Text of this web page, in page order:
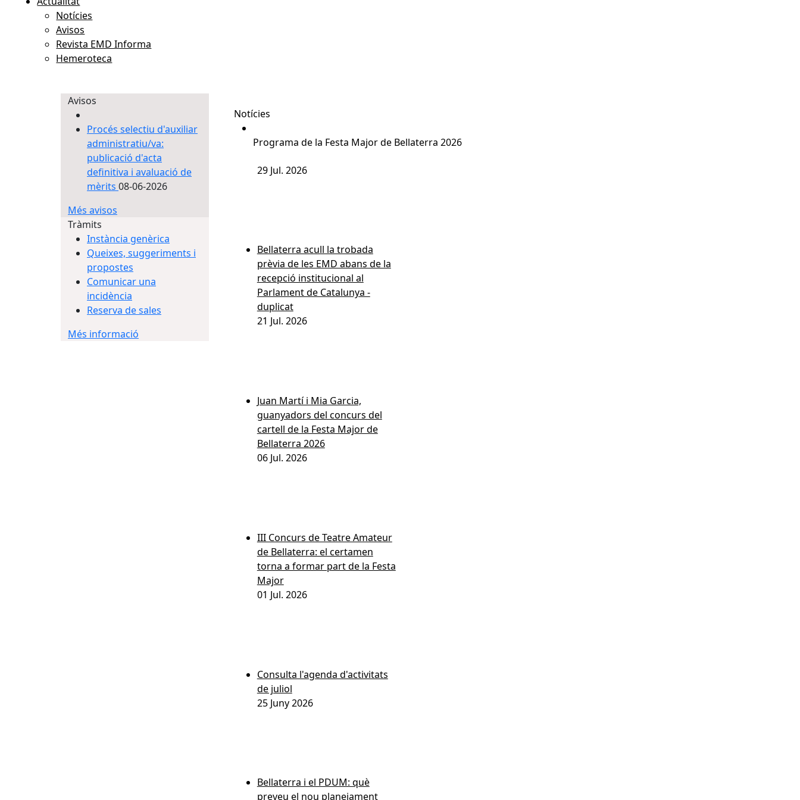
Notícies
Avisos
Revista EMD Informa
Hemeroteca
Avisos
Procés selectiu d'auxiliar
administratiu/va:
publicació d'acta
definitiva i avaluació de
mèrits 08-06-2026
Més avisos
Tràmits
Instància genèrica
Queixes, suggeriments i
propostes
Comunicar una
incidència
Reserva de sales
Més informació
Notícies
Programa de la Festa Major de Bellaterra 2026
29 Jul. 2026
Bellaterra acull la trobada
prèvia de les EMD abans de la
recepció institucional al
Parlament de Catalunya -
duplicat
21 Jul. 2026
Juan Martí i Mia Garcia,
guanyadors del concurs del
cartell de la Festa Major de
Bellaterra 2026
06 Jul. 2026
III Concurs de Teatre Amateur
de Bellaterra: el certamen
torna a formar part de la Festa
Major
01 Jul. 2026
Consulta l'agenda d'activitats
de juliol
25 Juny2026
Bellaterra i el PDUM: què
preveu el nou planejament